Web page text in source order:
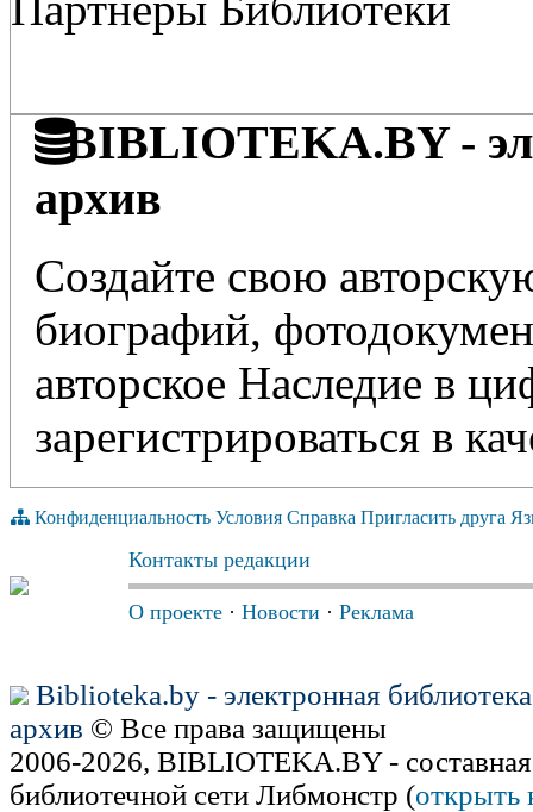
BIBLIOTEKA.BY -
архив
Создайте свою
биографий,
авторское Наследие в
зарегистрироваться в
Конфиденциальность Условия Справка Пригласить друга
Контакты редакции
О проекте · Новости · Реклама
Biblioteka.by - электронная
архив © Все права защищены
2006-2026, BIBLIOTEKA.BY -
библиотечной сети Либмонстр (открыть